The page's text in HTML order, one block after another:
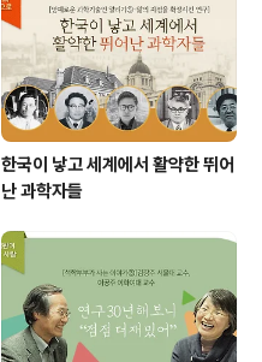
)과 △3개 한림
△공동과제 이
한국이 낳고 세계에서 활약한 뛰어
난 과학자들